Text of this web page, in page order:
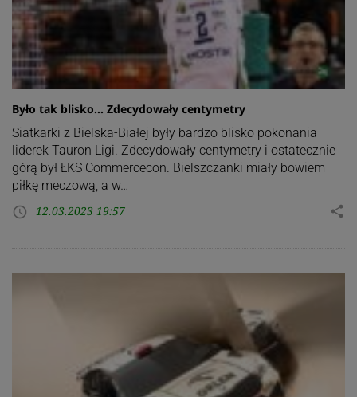
Było tak blisko… Zdecydowały centymetry
Siatkarki z Bielska-Białej były bardzo blisko pokonania
liderek Tauron Ligi. Zdecydowały centymetry i ostatecznie
górą był ŁKS Commercecon. Bielszczanki miały bowiem
piłkę meczową, a w…
access_time 12.03.2023 19:57 share